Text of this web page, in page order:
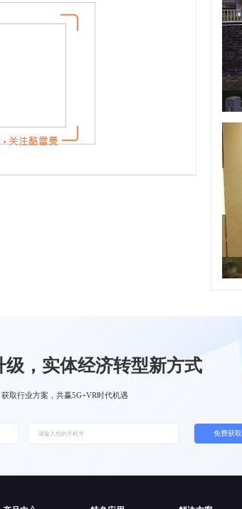
级，实体经济转型新方式
获取行业方案，共赢5G+VR时代机遇
免费获取